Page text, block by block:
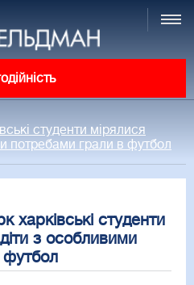
студенти мірялися
потребами грали в футбол
студенти
з особливими
футбол